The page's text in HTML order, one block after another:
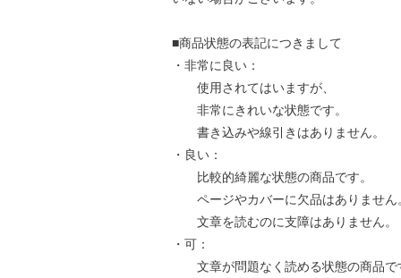
■商品状態の表記につきまして
・非常に良い：
使用されてはいますが、
非常にきれいな状態です。
書き込みや線引きはありません。
・良い：
比較的綺麗な状態の商品です。
ページやカバーに欠品はありません
文章を読むのに支障はありません。
・可：
文章が問題なく読める状態の商品で